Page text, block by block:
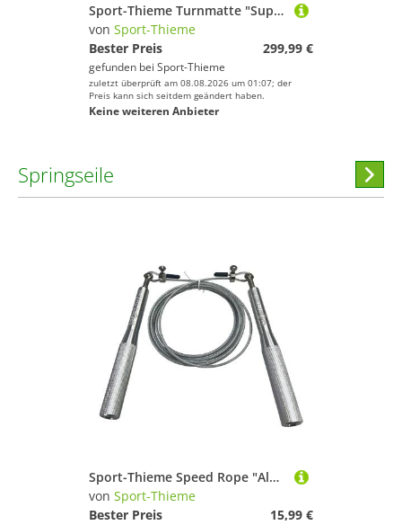
Sport-Thieme Turnmatte "Super", 200x125x8 cm, Polygrip Blau, Basis
von Sport-Thieme
Bester Preis
299,99 €
gefunden bei Sport-Thieme
zuletzt überprüft am 08.08.2026 um 01:07; der
Preis kann sich seitdem geändert haben.
Keine weiteren Anbieter
Springseile
Sport-Thieme Speed Rope "Alu/Stahlkabel 2.0"
von Sport-Thieme
Bester Preis
15,99 €